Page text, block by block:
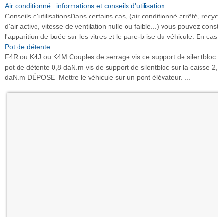
Air conditionné : informations et conseils d'utilisation
Conseils d'utilisationsDans certains cas, (air conditionné arrêté,
d'air activé, vitesse de ventilation nulle ou faible...) vous pouvez
l'apparition de buée sur les vitres et le pare-brise du véhicule. En
Pot de détente
F4R ou K4J ou K4M Couples de serrage vis de support de silentbloc
pot de détente 0,8 daN.m vis de support de silentbloc sur la caisse
daN.m DÉPOSE Mettre le véhicule sur un pont élévateur. ...